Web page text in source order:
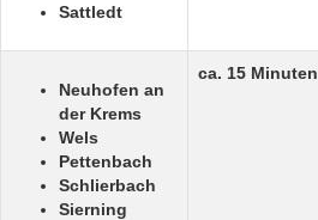
Sattledt
Neuhofen an
der Krems
Wels
Pettenbach
Schlierbach
Sierning
ca. 15 Minuten